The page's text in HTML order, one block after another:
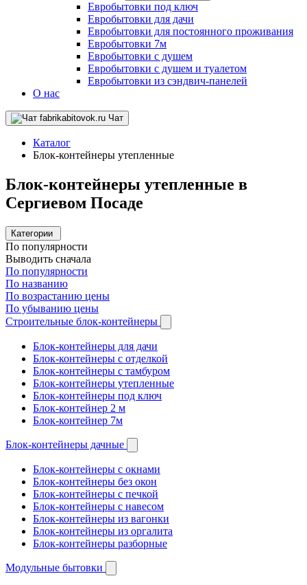
Евробытовки под ключ
Евробытовки для дачи
Евробытовки для постоянного проживания
Евробытовки 7м
Евробытовки с душем
Евробытовки с душем и туалетом
Евробытовки из сэндвич-панелей
О нас
Чат
Каталог
Блок-контейнеры утепленные
Блок-контейнеры утепленные в
Сергиевом Посаде
Категории
По популярности
Выводить сначала
По популярности
По названию
По возрастанию цены
По убыванию цены
Строительные блок-контейнеры
Блок-контейнеры для дачи
Блок-контейнеры с отделкой
Блок-контейнеры с тамбуром
Блок-контейнеры утепленные
Блок-контейнеры под ключ
Блок-контейнер 2 м
Блок-контейнер 7м
Блок-контейнеры дачные
Блок-контейнеры с окнами
Блок-контейнеры без окон
Блок-контейнеры с печкой
Блок-контейнеры с навесом
Блок-контейнеры из вагонки
Блок-контейнеры из оргалита
Блок-контейнеры разборные
Модульные бытовки